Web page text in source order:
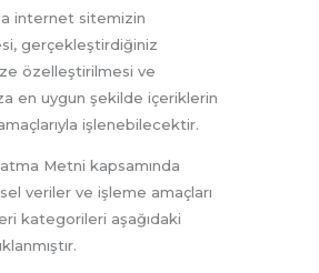
internet sitemizin
gerçekleştirdiğiniz
özelleştirilmesi ve
en uygun şekilde içeriklerin
işlenebilecektir.
Metni kapsamında
veriler ve işleme amaçları
kategorileri aşağıdaki